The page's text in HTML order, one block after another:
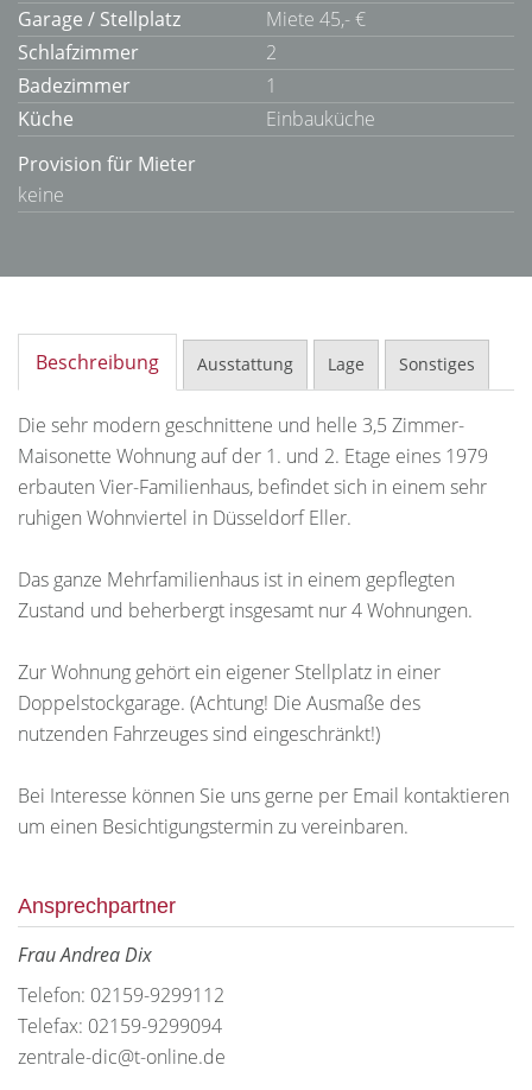
Garage / Stellplatz
Miete 45,- €
Schlafzimmer
2
Badezimmer
1
Küche
Einbauküche
Provision für Mieter
keine
Beschreibung Ausstattung Lage Sonstiges
Die sehr modern geschnittene und helle 3,5 Zimmer-
Maisonette Wohnung auf der 1. und 2. Etage eines 1979
erbauten Vier-Familienhaus, befindet sich in einem sehr
ruhigen Wohnviertel in Düsseldorf Eller.
Das ganze Mehrfamilienhaus ist in einem gepflegten
Zustand und beherbergt insgesamt nur 4 Wohnungen.
Zur Wohnung gehört ein eigener Stellplatz in einer
Doppelstockgarage. (Achtung! Die Ausmaße des
nutzenden Fahrzeuges sind eingeschränkt!)
Bei Interesse können Sie uns gerne per Email kontaktieren
um einen Besichtigungstermin zu vereinbaren.
Ansprechpartner
Frau Andrea Dix
Telefon: 02159-9299112
Telefax: 02159-9299094
zentrale-dic@t-online.de